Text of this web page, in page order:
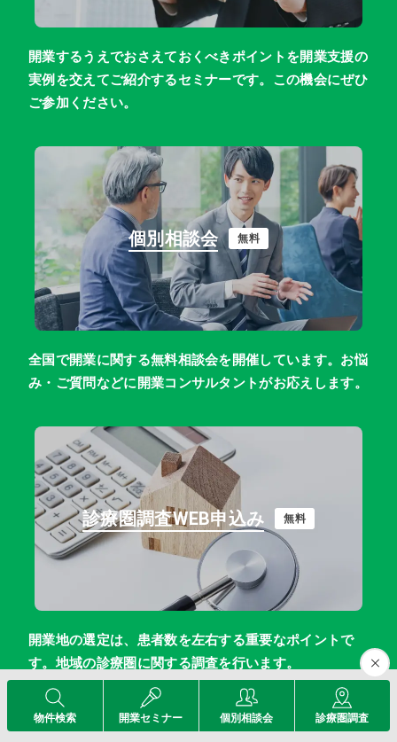
物件検索 開業セミナー 個別相談会 診療圏調査
開業するうえでおさえておくべきポイントを開業支援の
実例を交えてご紹介するセミナーです。この機会にぜひ
ご参加ください。
個別相談会 無料
全国で開業に関する無料相談会を開催しています。お悩
み・ご質問などに開業コンサルタントがお応えします。
診療圏調査WEB申込み 無料
開業地の選定は、患者数を左右する重要なポイントで
す。地域の診療圏に関する調査を行います。